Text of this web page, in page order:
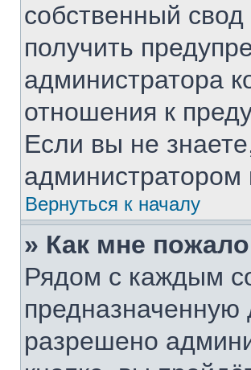
собственный
получить
администратора
отношения к
Если вы не
Вернуться к началу
» Как мне
Рядом с каждым
предназначенную
разрешено